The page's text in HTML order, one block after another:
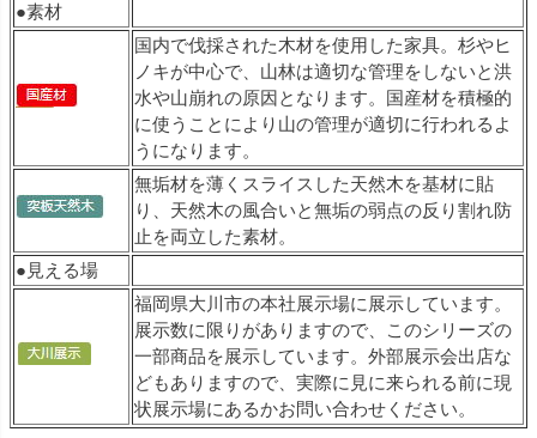
●素材
国内で伐採された木材を使用した家具。杉やヒ
ノキが中心で、山林は適切な管理をしないと洪
水や山崩れの原因となります。国産材を積極的
に使うことにより山の管理が適切に行われるよ
うになります。
無垢材を薄くスライスした天然木を基材に貼
り、天然木の風合いと無垢の弱点の反り割れ防
止を両立した素材。
●見える場
福岡県大川市の本社展示場に展示しています。
展示数に限りがありますので、このシリーズの
一部商品を展示しています。外部展示会出店な
どもありますので、実際に見に来られる前に現
状展示場にあるかお問い合わせください。